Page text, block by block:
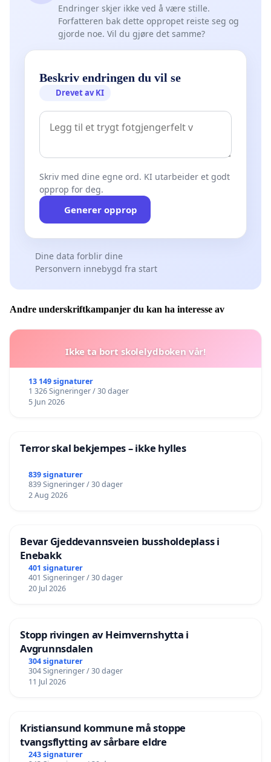
Endringer skjer ikke ved å være stille.
Forfatteren bak dette oppropet reiste seg og
gjorde noe. Vil du gjøre det samme?
Beskriv endringen du vil se
Drevet av KI
Skriv med dine egne ord. KI utarbeider et godt
opprop for deg.
Generer opprop
Dine data forblir dine
Personvern innebygd fra start
Andre underskriftkampanjer du kan ha interesse av
Ikke ta bort skolelydboken vår!
13 149 signaturer
1 326 Signeringer / 30 dager
5 Jun 2026
Terror skal bekjempes – ikke hylles
839 signaturer
839 Signeringer / 30 dager
2 Aug 2026
Bevar Gjeddevannsveien bussholdeplass i
Enebakk
401 signaturer
401 Signeringer / 30 dager
20 Jul 2026
Stopp rivingen av Heimvernshytta i
Avgrunnsdalen
304 signaturer
304 Signeringer / 30 dager
11 Jul 2026
Kristiansund kommune må stoppe
tvangsflytting av sårbare eldre
243 signaturer